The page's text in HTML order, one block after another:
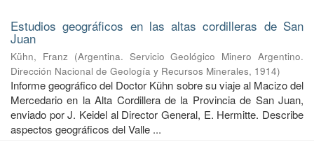
Estudios geográficos en las altas cordilleras de San
Juan
Kühn, Franz (Argentina. Servicio Geológico Minero Argentino.
Dirección Nacional de Geología y Recursos Minerales, 1914)
Informe geográfico del Doctor Kühn sobre su viaje al Macizo del
Mercedario en la Alta Cordillera de la Provincia de San Juan,
enviado por J. Keidel al Director General, E. Hermitte. Describe
aspectos geográficos del Valle ...